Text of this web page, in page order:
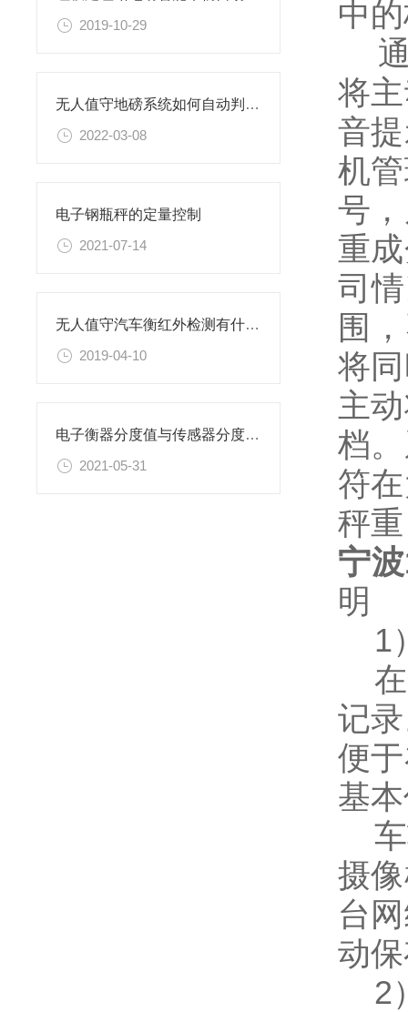
2019-10-29
无人值守地磅系统如何自动判别称量过磅的情况
2022-03-08
电子钢瓶秤的定量控制
2021-07-14
无人值守汽车衡红外检测有什么作用
2019-04-10
电子衡器分度值与传感器分度数有什么关系
2021-05-31
中
通
将
音
机
号
重
司
围
将
主
档
符
秤
宁
明
1
在
记
便
基
车
摄
台
动
2